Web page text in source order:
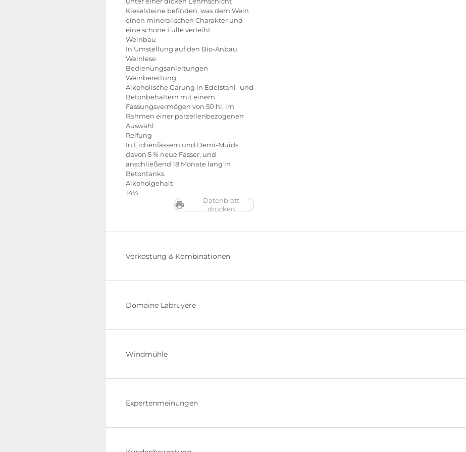
Kieselsteine befinden, was dem Wein
einen mineralischen Charakter und
eine schöne Fülle verleiht
Weinbau
In Umstellung auf den Bio-Anbau
Weinlese
Bedienungsanleitungen
Weinbereitung
Alkoholische Gärung in Edelstahl- und
Betonbehältern mit einem
Fassungsvermögen von 50 hl, im
Rahmen einer parzellenbezogenen
Auswahl
Reifung
In Eichenfässern und Demi-Muids,
davon 5 % neue Fässer, und
anschließend 18 Monate lang in
Betontanks.
Alkoholgehalt
14%
Datenblatt
drucken
Verkostung & Kombinationen
Domaine Labruyère
Windmühle
Expertenmeinungen